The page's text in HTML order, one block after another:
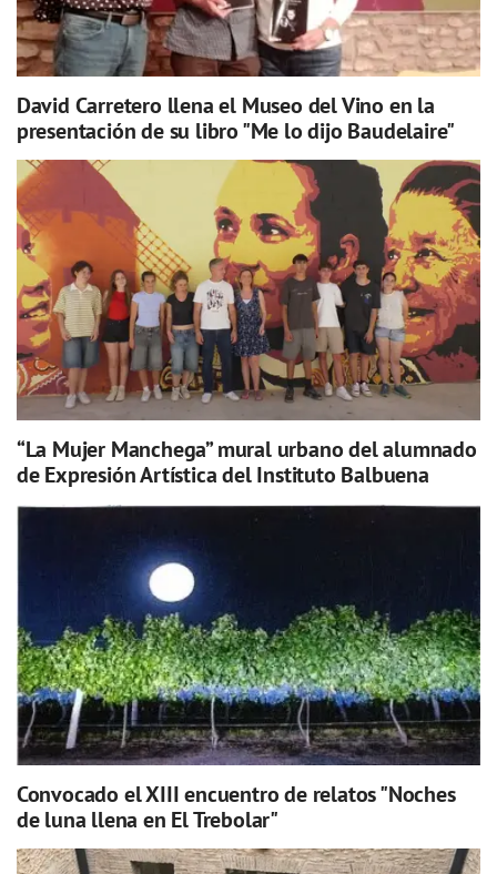
David Carretero llena el Museo del Vino en la
presentación de su libro "Me lo dijo Baudelaire"
“La Mujer Manchega” mural urbano del alumnado
de Expresión Artística del Instituto Balbuena
Convocado el XIII encuentro de relatos "Noches
de luna llena en El Trebolar"